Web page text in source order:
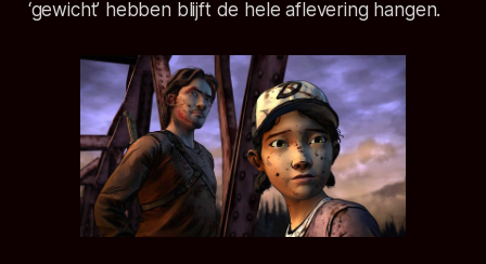
‘gewicht’ hebben blijft de hele aflevering hangen.